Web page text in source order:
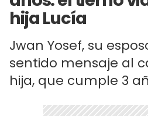
hija Lucía
Jwan Yosef, su
sentido mensaje al
hija, que cumple 3